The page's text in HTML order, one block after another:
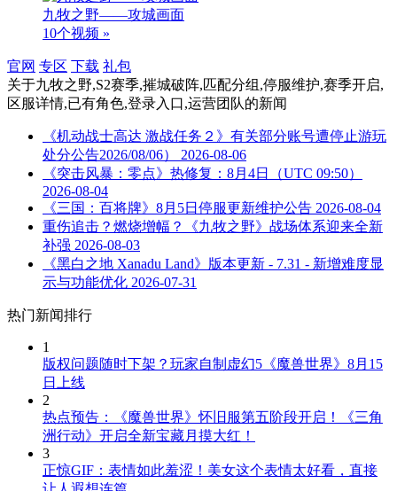
九牧之野——攻城画面
10个视频 »
官网 专区 下载 礼包
关于九牧之野,S2赛季,摧城破阵,匹配分组,停服维护,赛季开启,
区服详情,已有角色,登录入口,运营团队的新闻
《机动战士高达 激战任务２》有关部分账号遭停止游玩
处分公告2026/08/06）
2026-08-06
《突击风暴：零点》热修复：8月4日（UTC 09:50）
2026-08-04
《三国：百将牌》8月5日停服更新维护公告 2026-08-04
重伤追击？燃烧增幅？《九牧之野》战场体系迎来全新
补强 2026-08-03
《黑白之地 Xanadu Land》版本更新 - 7.31 - 新增难度显
示与功能优化 2026-07-31
热门新闻排行
1
版权问题随时下架？玩家自制虚幻5《魔兽世界》8月15
日上线
2
热点预告：《魔兽世界》怀旧服第五阶段开启！《三角
洲行动》开启全新宝藏月摸大红！
3
正惊GIF：表情如此羞涩！美女这个表情太好看，直接